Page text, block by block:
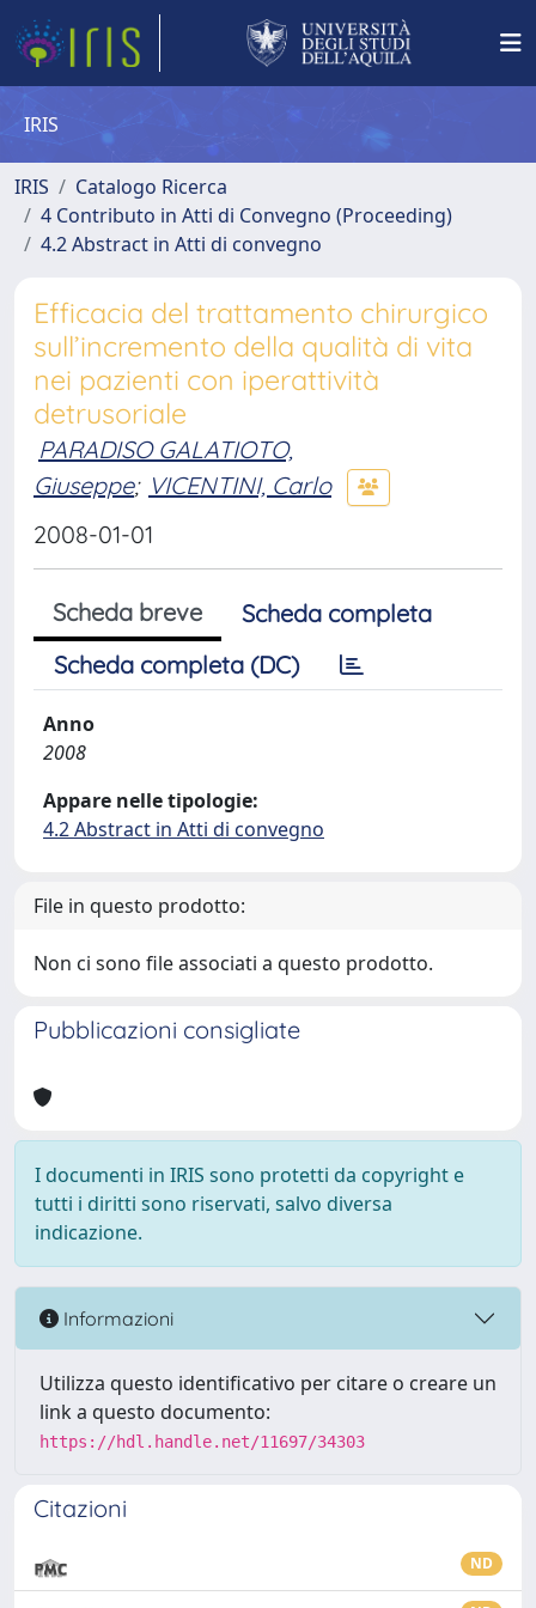
IRIS
IRIS
Catalogo Ricerca
4 Contributo in Atti di Convegno (Proceeding)
4.2 Abstract in Atti di convegno
Efficacia del trattamento chirurgico
sull’incremento della qualità di vita
nei pazienti con iperattività
detrusoriale
PARADISO GALATIOTO,
Giuseppe; VICENTINI, Carlo
2008-01-01
Scheda breve
Scheda completa
Scheda completa (DC)
Anno
2008
Appare nelle tipologie:
4.2 Abstract in Atti di convegno
File in questo prodotto:
Non ci sono file associati a questo prodotto.
Pubblicazioni consigliate
I documenti in IRIS sono protetti da copyright e
tutti i diritti sono riservati, salvo diversa
indicazione.
Informazioni
Utilizza questo identificativo per citare o creare un
link a questo documento:
https://hdl.handle.net/11697/34303
Citazioni
ND